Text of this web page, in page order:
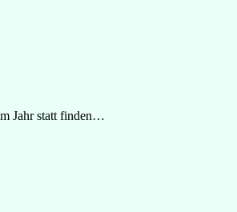
Jahr statt finden…